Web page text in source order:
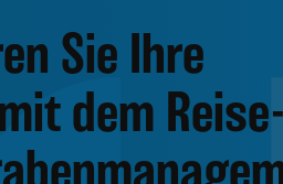
Sie Ihre
dem Reise-